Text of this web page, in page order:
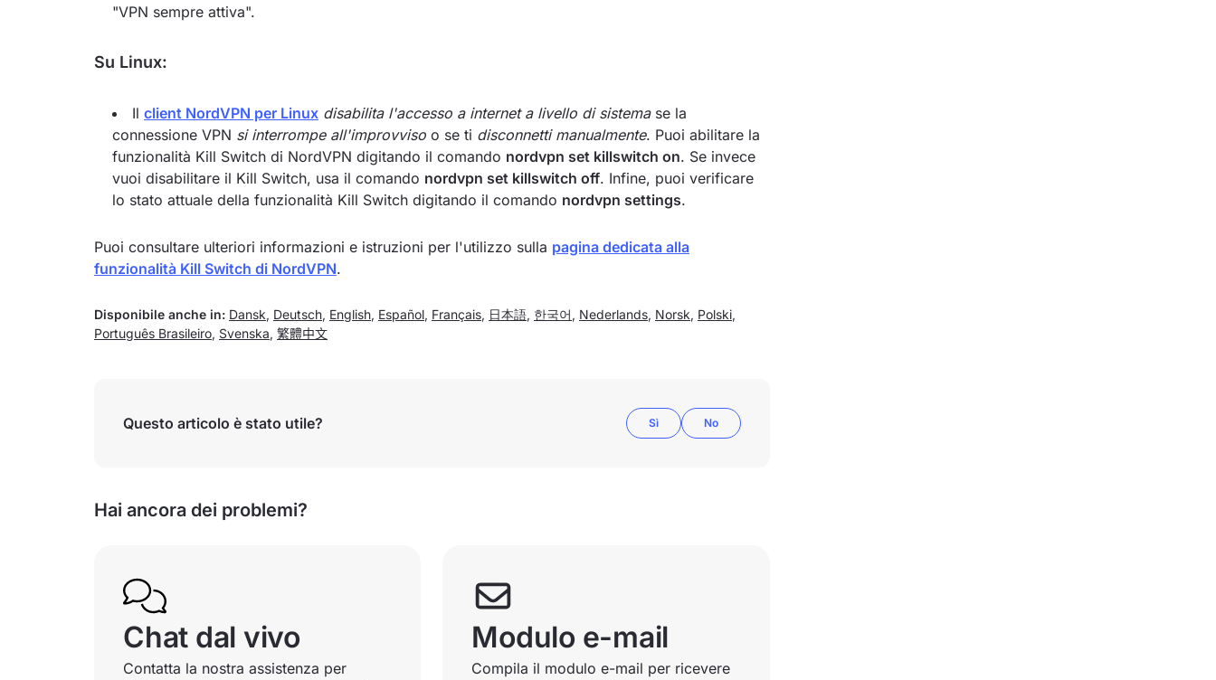
"VPN sempre attiva".
Su Linux:
Il client NordVPN per Linux disabilita l'accesso a internet a livello di sistemase la
connessione VPN si interrompe all'improvviso o se ti disconnetti manualmente. Puoi abilitare la
funzionalità Kill Switch di NordVPN digitando il comando nordvpn set killswitch on. Se invece
vuoi disabilitare il Kill Switch, usa il comando nordvpn set killswitch off. Infine, puoi verificare
lo stato attuale della funzionalità Kill Switch digitando il comando nordvpn settings.
Puoi consultare ulteriori informazioni e istruzioni per l'utilizzo sulla pagina dedicata alla
funzionalità Kill Switch di NordVPN.
Disponibile anche in: Dansk, Deutsch, English, Español, Français, 日本語, 한국어 , Nederlands, Norsk, Polski,
Português Brasileiro, Svenska, 繁體中文
Questo articolo è stato utile? Sì No
Hai ancora dei problemi?
Chat dal vivo
Contatta la nostra assistenza per
Modulo e-mail
Compila il modulo e-mail per ricevere